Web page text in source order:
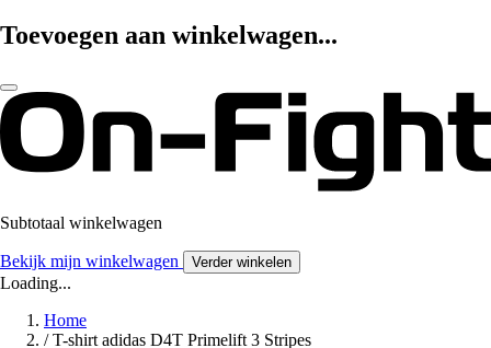
Toevoegen aan winkelwagen...
Subtotaal winkelwagen
Bekijk mijn winkelwagen Verder winkelen
Loading...
Home
/ T-shirt adidas D4T Primelift 3 Stripes